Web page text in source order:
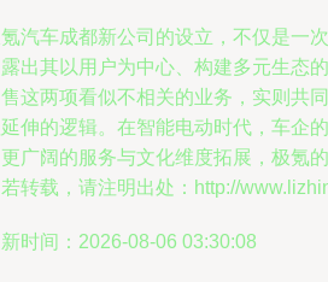
汽车成都新公司的设立，不仅是一
出其以用户为中心、构建多元生态
这两项看似不相关的业务，实则共
伸的逻辑。在智能电动时代，车企
广阔的服务与文化维度拓展，极氪
转载，请注明出处：http://
时间：2026-08-06 03:30:08